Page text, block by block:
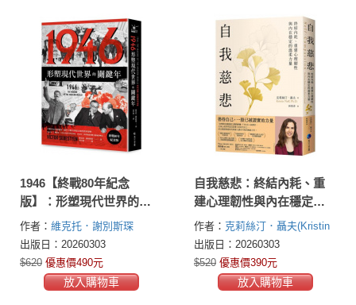
1946【終戰80年紀念
版】：形塑現代世界的關
鍵年
作者： 維克托．謝別斯琛
(Victor Sebestyen)
出版日：20260303
$620 優惠價490元
放入購物車
自我慈悲：終結內耗、重
建心理韌性與內在穩定的
溫柔力量
作者： 克莉絲汀．聶夫(Kristin
Neff, Ph.D.)
出版日：20260303
$520 優惠價390元
放入購物車